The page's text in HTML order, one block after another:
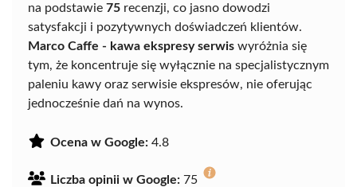
na podstawie 75 recenzji, co jasno dowodzi
satysfakcji i pozytywnych doświadczeń klientów.
Marco Caffe - kawa ekspresy serwis wyróżnia się
tym, że koncentruje się wyłącznie na specjalistycznym
paleniu kawy oraz serwisie ekspresów, nie oferując
jednocześnie dań na wynos.
Ocena w Google: 4.8
Liczba opinii w Google: 75